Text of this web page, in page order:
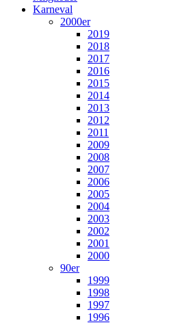
Karneval
2000er
2019
2018
2017
2016
2015
2014
2013
2012
2011
2009
2008
2007
2006
2005
2004
2003
2002
2001
2000
90er
1999
1998
1997
1996